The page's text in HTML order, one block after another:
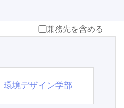
兼務先を含める
環境デザイン学部